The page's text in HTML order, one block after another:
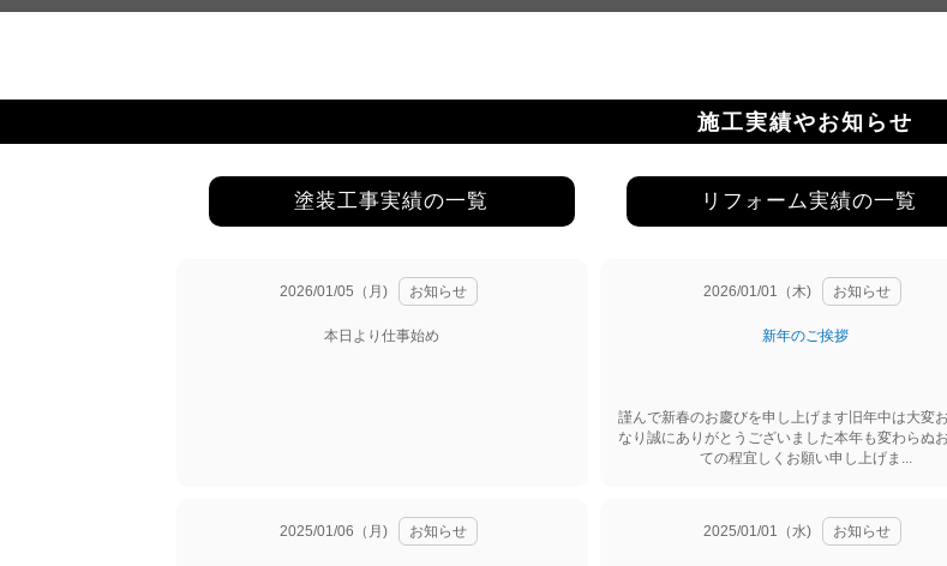
施工実績やお知らせ
塗装工事実績の一覧 リフォーム実績の一覧
2026/01/05（月) お知らせ
本日より仕事始め
2026/01/01（木) お知らせ
新年のご挨拶
謹んで新春のお慶びを申し上げます旧年中は大変
なり誠にありがとうございました本年も変わらぬ
ての程宜しくお願い申し上げま...
2025/01/06（月) お知らせ 2025/01/01（水) お知らせ